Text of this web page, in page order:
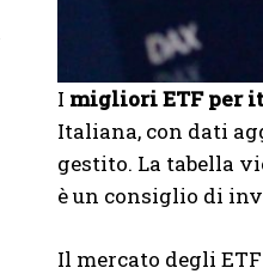
I migliori ETF per
Italiana, con dati
gestito. La tabella
è un consiglio di
Il mercato degli